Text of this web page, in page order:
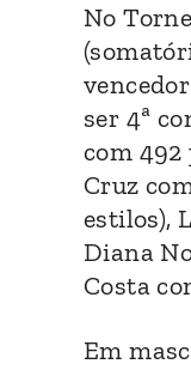
No
ser 4ª
com 492
Cruz
estilos),
Diana
Costa
Em